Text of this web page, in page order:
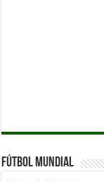
Fútbol Mundial